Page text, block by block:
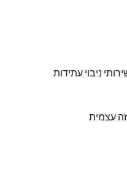
ניבוי עתידות
עצמית